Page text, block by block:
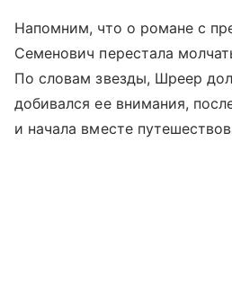
Напомним, что о романе с
Семенович перестала
По словам звезды, Шреер
добивался ее внимания,
и начала вместе